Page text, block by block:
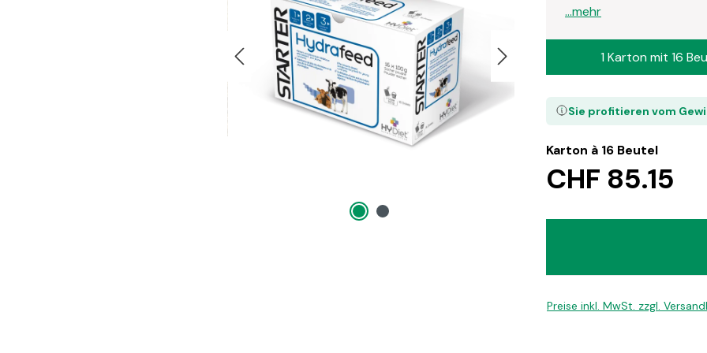
...mehr
Karton à 16 Beutel
CHF 85.15
Sie profitieren vom
1 Karton mit 16
Preise inkl. MwSt. zzgl.